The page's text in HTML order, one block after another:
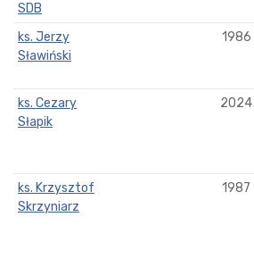
SDB
ks. Jerzy
Sławiński
1986
ks. Cezary
Słapik
2024
ks. Krzysztof
Skrzyniarz
1987